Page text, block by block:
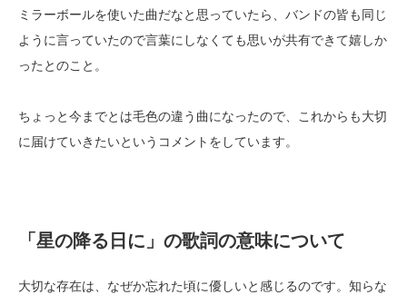
ミラーボールを使いた曲だなと思っていたら、バンドの皆も同じ
ように言っていたので言葉にしなくても思いが共有できて嬉しか
ったとのこと。
ちょっと今までとは毛色の違う曲になったので、これからも大切
に届けていきたいというコメントをしています。
「星の降る日に」の歌詞の意味について
大切な存在は、なぜか忘れた頃に優しいと感じるのです。知らな